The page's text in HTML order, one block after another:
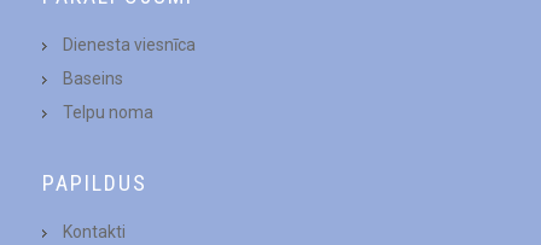
Dienesta viesnīca
Baseins
Telpu noma
PAPILDUS
Kontakti